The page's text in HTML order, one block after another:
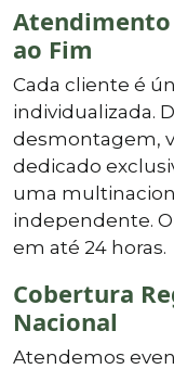
ao Fim
Cada cliente é
individualizada.
desmontagem,
dedicado
uma
independente.
em até 24 horas.
Cobertura
Nacional
Atendemos